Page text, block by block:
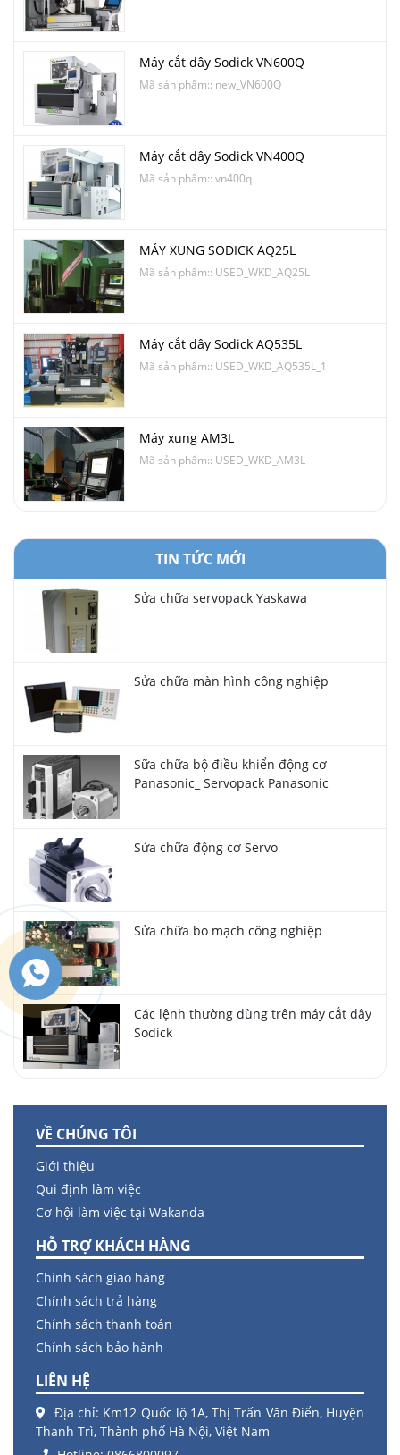
Máy cắt dây Sodick VN600Q
Mã sản phẩm:: new_VN600Q
Máy cắt dây Sodick VN400Q
Mã sản phẩm:: vn400q
MÁY XUNG SODICK AQ25L
Mã sản phẩm:: USED_WKD_AQ25L
Máy cắt dây Sodick AQ535L
Mã sản phẩm:: USED_WKD_AQ535L_1
Máy xung AM3L
Mã sản phẩm:: USED_WKD_AM3L
TIN TỨC MỚI
Sửa chữa servopack Yaskawa
Sửa chữa màn hình công nghiệp
Sữa chữa bộ điều khiển động cơ
Panasonic_ Servopack Panasonic
Sửa chữa động cơ Servo
Sửa chữa bo mạch công nghiệp
Các lệnh thường dùng trên máy cắt dây
Sodick
VỀ CHÚNG TÔI
Giới thiệu
Qui định làm việc
Cơ hội làm việc tại Wakanda
HỖ TRỢ KHÁCH HÀNG
Chính sách giao hàng
Chính sách trả hàng
Chính sách thanh toán
Chính sách bảo hành
LIÊN HỆ
Địa chỉ: Km12 Quốc lộ 1A, Thị Trấn Văn Điển, Huyện
Thanh Trì, Thành phố Hà Nội, Việt Nam